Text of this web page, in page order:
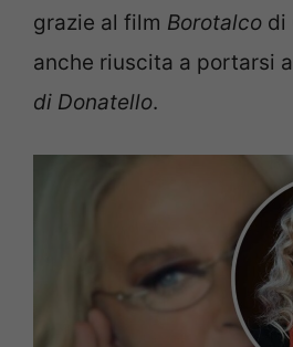
grazie al film Borotalco di
anche riuscita a portarsi
di Donatello.